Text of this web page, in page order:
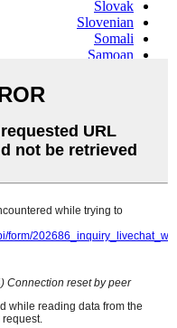
Slovak
Slovenian
Somali
Samoan
Swahili
Tajik
Telugu
Ukrainian
Urdu
Welsh
Xhosa
Yiddish